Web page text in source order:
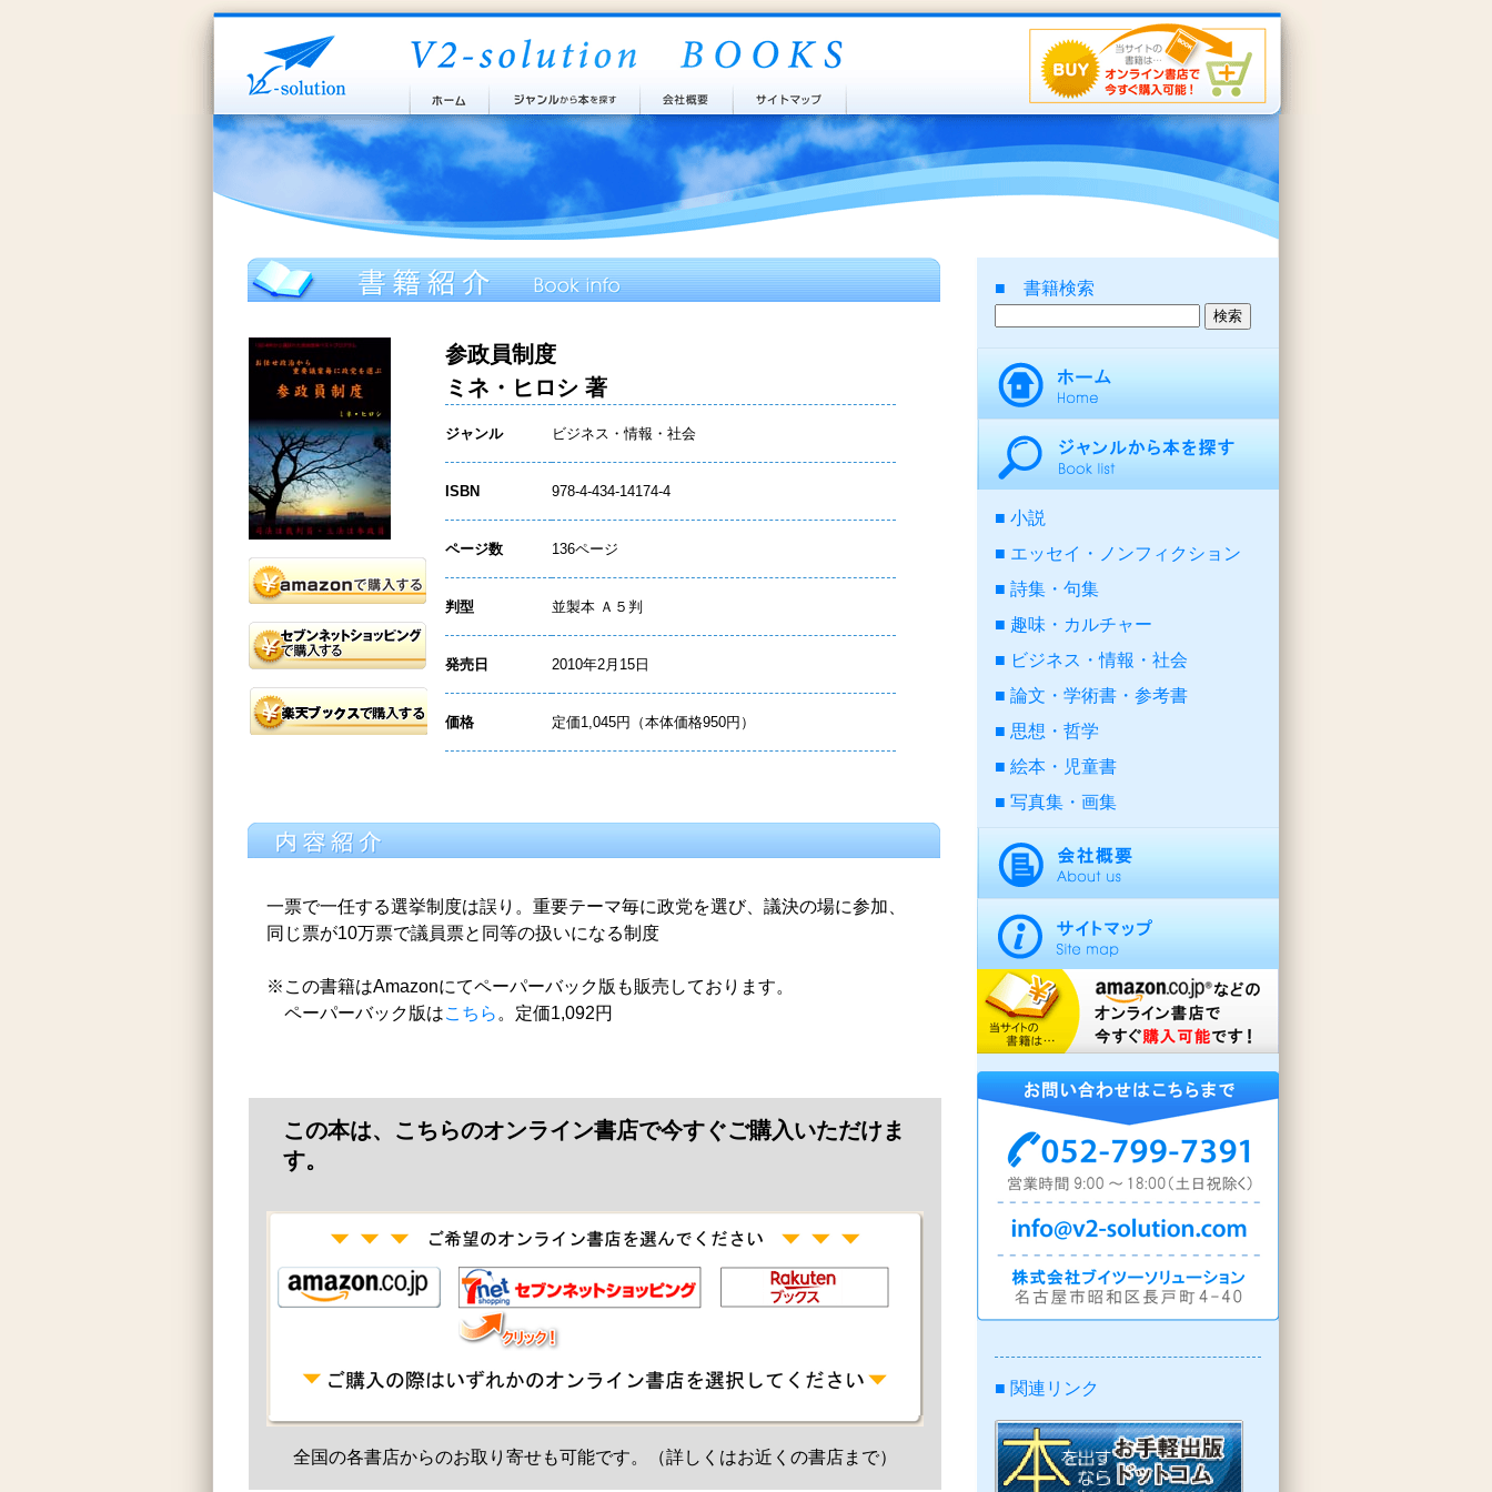
参政員制度
ミネ・ヒロシ 著
ジャンル ビジネス・情報・社会
ISBN 978-4-434-14174-4
ページ数 136ページ
判型 並製本 Ａ５判
発売日 2010年2月15日
価格 定価1,045円（本体価格950円）
一票で一任する選挙制度は誤り。重要テーマ毎に政党を選び、議決の場に参加、
同じ票が10万票で議員票と同等の扱いになる制度
※この書籍はAmazonにてペーパーバック版も販売しております。
ペーパーバック版はこちら 。定価1,092円
この本は、こちらのオンライン書店で今すぐご購入いただけま
す。
全国の各書店からのお取り寄せも可能です。（詳しくはお近くの書店まで）
■ 書籍検索
小説
エッセイ・ノンフィクション
詩集・句集
趣味・カルチャー
ビジネス・情報・社会
論文・学術書・参考書
思想・哲学
絵本・児童書
写真集・画集
■ 関連リンク